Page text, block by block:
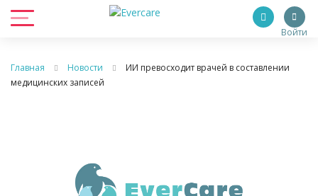
Войти
Главная Новости
ИИ превосходит врачей в составлении
медицинских записей